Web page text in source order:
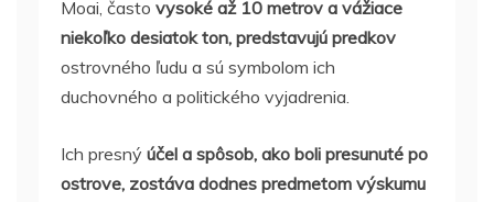
Moai, často vysoké až 10 metrov a vážiace
niekoľko desiatok ton, predstavujú predkov
ostrovného ľudu a sú symbolom ich
duchovného a politického vyjadrenia.
Ich presný účel a spôsob, ako boli presunuté po
ostrove, zostáva dodnes predmetom výskumu